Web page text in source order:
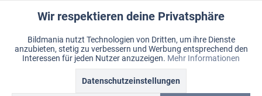
Warenkorb
Merkzettel Mein Konto
Menü
Bildmania > Acrylbilder > XXL Wandbilder
Funktionale Aktiv
Marketing Inaktiv
Inaktiv
Wir respektieren deine Privatsphäre
Bildmania nutzt Technologien von Dritten, um ihre Dienste
anzubieten, stetig zu verbessern und Werbung entsprechend den
Interessen für jeden Nutzer anzuzeigen. Mehr Informationen
Datenschutzeinstellungen